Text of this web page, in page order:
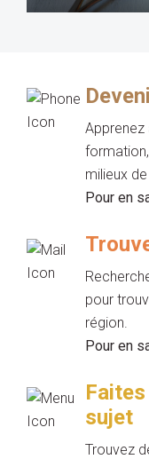
Apprenez
milieux
Pour en
pour
région.
Pour en
sujet
Trouvez